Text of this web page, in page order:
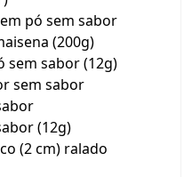
pó sem sabor
(200g)
sem sabor (12g)
sem sabor
(12g)
(2 cm) ralado